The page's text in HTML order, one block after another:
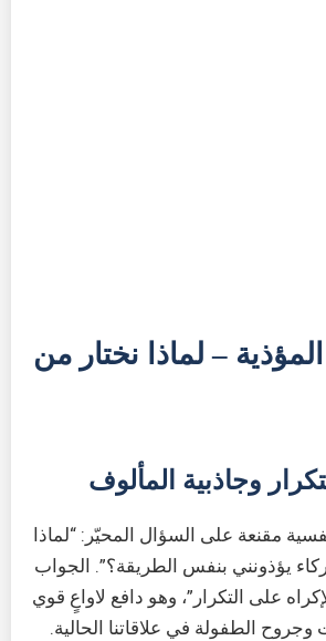
– لماذا نختار من
وجاذبية المألوف
مقنعة على السؤال المحيّر: “لماذا
يؤذونني بنفس الطريقة؟”. الجواب
على التكرار”، وهو دافع لاواعٍ قوي
الطفولة في علاقاتنا الحالية.